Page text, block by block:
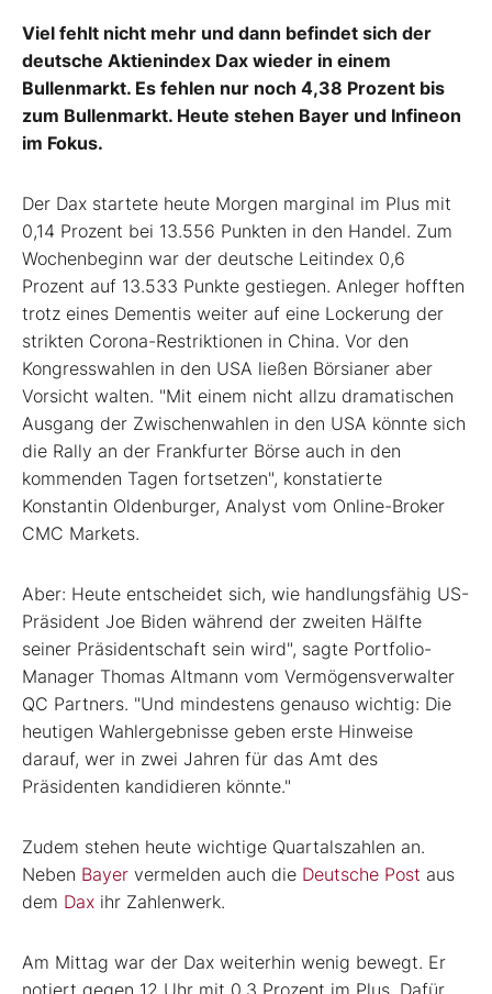
Viel fehlt nicht mehr und dann befindet sich der
deutsche Aktienindex Dax wieder in einem
Bullenmarkt. Es fehlen nur noch 4,38 Prozent bis
zum Bullenmarkt. Heute stehen Bayer und Infineon
im Fokus.
Der Dax startete heute Morgen marginal im Plus mit
0,14 Prozent bei 13.556 Punkten in den Handel. Zum
Wochenbeginn war der deutsche Leitindex 0,6
Prozent auf 13.533 Punkte gestiegen. Anleger hofften
trotz eines Dementis weiter auf eine Lockerung der
strikten Corona-Restriktionen in China. Vor den
Kongresswahlen in den USA ließen Börsianer aber
Vorsicht walten. "Mit einem nicht allzu dramatischen
Ausgang der Zwischenwahlen in den USA könnte sich
die Rally an der Frankfurter Börse auch in den
kommenden Tagen fortsetzen", konstatierte
Konstantin Oldenburger, Analyst vom Online-Broker
CMC Markets.
Aber: Heute entscheidet sich, wie handlungsfähig US-
Präsident Joe Biden während der zweiten Hälfte
seiner Präsidentschaft sein wird", sagte Portfolio-
Manager Thomas Altmann vom Vermögensverwalter
QC Partners. "Und mindestens genauso wichtig: Die
heutigen Wahlergebnisse geben erste Hinweise
darauf, wer in zwei Jahren für das Amt des
Präsidenten kandidieren könnte."
Zudem stehen heute wichtige Quartalszahlen an.
Neben Bayer vermelden auch die Deutsche Post aus
dem Dax ihr Zahlenwerk.
Am Mittag war der Dax weiterhin wenig bewegt. Er
notiert gegen 12 Uhr mit 0,3 Prozent im Plus. Dafür